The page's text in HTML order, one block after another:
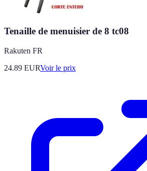
Tenaille de menuisier de 8 tc08
Rakuten FR
24.89 EURVoir le prix